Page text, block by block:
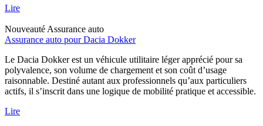
Lire
Nouveauté Assurance auto
Assurance auto pour Dacia Dokker
Le Dacia Dokker est un véhicule utilitaire léger apprécié pour sa
polyvalence, son volume de chargement et son coût d’usage
raisonnable. Destiné autant aux professionnels qu’aux particuliers
actifs, il s’inscrit dans une logique de mobilité pratique et accessible.
Lire